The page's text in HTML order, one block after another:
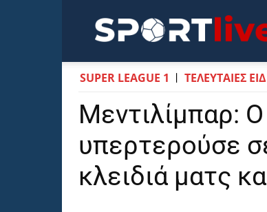
SUPER LEAGUE 1 ΤΕΛΕΥΤΑΙΕΣ
Μεντιλίμπαρ:
υπερτερούσε
κλειδιά ματς